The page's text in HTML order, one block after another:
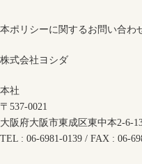
本ポリシーに関するお問い合わ
株式会社ヨシダ
本社
〒537-0021
大阪府大阪市東成区東中本2-6-
TEL : 06-6981-0139 / FAX : 06-